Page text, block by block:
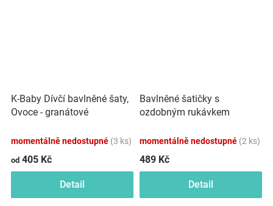
K-Baby Dívčí bavlněné šaty,
Ovoce - granátové
momentálně nedostupné (3 ks)
od 405 Kč
Detail
Bavlněné šatičky s
ozdobným rukávkem
momentálně nedostupné (2 ks)
489 Kč
Detail